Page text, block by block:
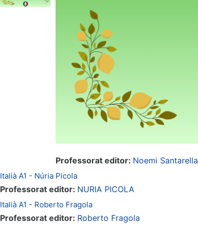
Professorat editor: Noemi Santarella
Italià A1 - Núria Picola
Professorat editor: NURIA PICOLA
Italià A1 - Roberto Fragola
Professorat editor: Roberto Fragola